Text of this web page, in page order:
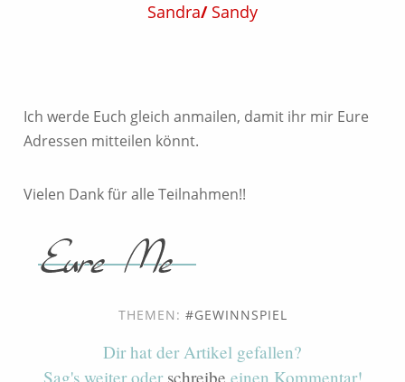
Sandra/ Sandy
Ich werde Euch gleich anmailen, damit ihr mir Eure
Adressen mitteilen könnt.
Vielen Dank für alle Teilnahmen!!
THEMEN: GEWINNSPIEL
Dir hat der Artikel gefallen?
Sag's weiter oder schreibe einen Kommentar!